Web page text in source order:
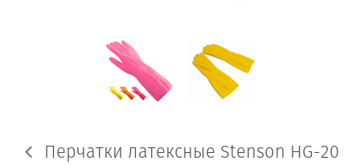
Перчатки латексные Stenson HG-20